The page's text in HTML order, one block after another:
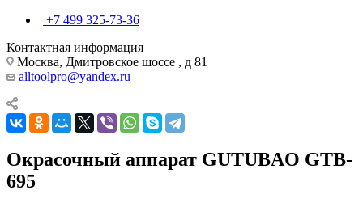
+7 499 325-73-36
Контактная информация
Москва, Дмитровское шоссе , д 81
alltoolpro@yandex.ru
Окрасочный аппарат GUTUBAO GTB-
695